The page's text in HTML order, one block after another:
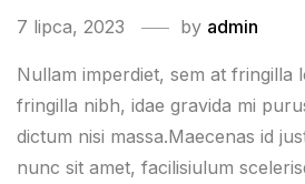
7 lipca, 2023 by admin
Nullam imperdiet, sem at fringilla
fringilla nibh, idae gravida mi
dictum nisi massa.Maecenas id
nunc sit amet, facilisiulum